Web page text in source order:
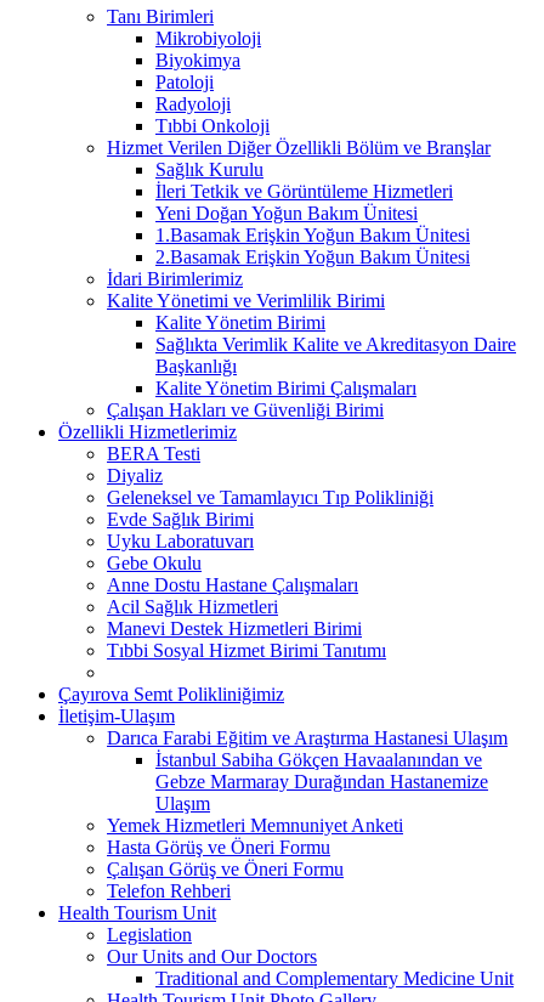
Tanı Birimleri
Mikrobiyoloji
Biyokimya
Patoloji
Radyoloji
Tıbbi Onkoloji
Hizmet Verilen Diğer Özellikli Bölüm ve Branşlar
Sağlık Kurulu
İleri Tetkik ve Görüntüleme Hizmetleri
Yeni Doğan Yoğun Bakım Ünitesi
1.Basamak Erişkin Yoğun Bakım Ünitesi
2.Basamak Erişkin Yoğun Bakım Ünitesi
İdari Birimlerimiz
Kalite Yönetimi ve Verimlilik Birimi
Kalite Yönetim Birimi
Sağlıkta Verimlik Kalite ve Akreditasyon Daire
Başkanlığı
Kalite Yönetim Birimi Çalışmaları
Çalışan Hakları ve Güvenliği Birimi
Özellikli Hizmetlerimiz
BERA Testi
Diyaliz
Geleneksel ve Tamamlayıcı Tıp Polikliniği
Evde Sağlık Birimi
Uyku Laboratuvarı
Gebe Okulu
Anne Dostu Hastane Çalışmaları
Acil Sağlık Hizmetleri
Manevi Destek Hizmetleri Birimi
Tıbbi Sosyal Hizmet Birimi Tanıtımı
Çayırova Semt Polikliniğimiz
İletişim-Ulaşım
Darıca Farabi Eğitim ve Araştırma Hastanesi Ulaşım
İstanbul Sabiha Gökçen Havaalanından ve
Gebze Marmaray Durağından Hastanemize
Ulaşım
Yemek Hizmetleri Memnuniyet Anketi
Hasta Görüş ve Öneri Formu
Çalışan Görüş ve Öneri Formu
Telefon Rehberi
Health Tourism Unit
Legislation
Our Units and Our Doctors
Traditional and Complementary Medicine Unit